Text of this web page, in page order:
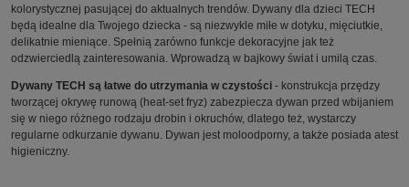
kolorystycznej pasującej do aktualnych trendów. Dywany dla dzieci TECH
będą idealne dla Twojego dziecka - są niezwykle miłe w dotyku, mięciutkie,
delikatnie mieniące. Spełnią zarówno funkcje dekoracyjne jak też
odzwierciedlą zainteresowania. Wprowadzą w bajkowy świat i umilą czas.
Dywany TECH są łatwe do utrzymania w czystości - konstrukcja przędzy
tworzącej okrywę runową (heat-set fryz) zabezpiecza dywan przed wbijaniem
się w niego różnego rodzaju drobin i okruchów, dlatego też, wystarczy
regularne odkurzanie dywanu. Dywan jest moloodporny, a także posiada atest
higieniczny.